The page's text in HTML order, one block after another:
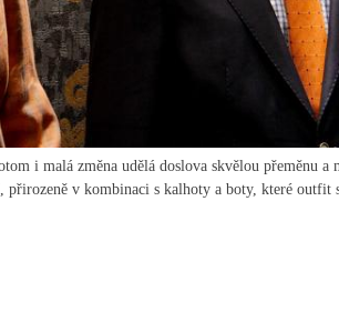
i malá změna udělá doslova skvělou přeměnu a
v kombinaci s kalhoty a boty, které outfit